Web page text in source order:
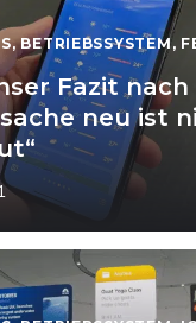
,BETRIEBSSYSTEM,
Fazit nach
neu ist